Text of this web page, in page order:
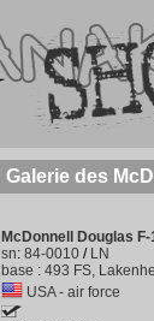
Galerie des
McDonnell Douglas
sn: 84-0010 / LN
base : 493 FS,
USA - air force